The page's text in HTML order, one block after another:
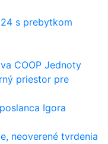
s prebytkom
COOP Jednoty
priestor pre
Igora
neoverené tvrdenia